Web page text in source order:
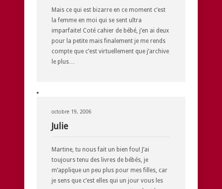
Mais ce qui est bizarre en ce moment c’est
la femme en moi qui se sent ultra
imparfaite! Coté cahier de bébé, j’en ai deux
pour la petite mais finalement je me rends
compte que c’est virtuellement que j’archive
le plus…
octobre 19, 2006
Julie
Martine, tu nous fait un bien fou! J’ai
toujours tenu des livres de bébés, je
m’applique un peu plus pour mes filles, car
je sens que c’est elles qui un jour vous les